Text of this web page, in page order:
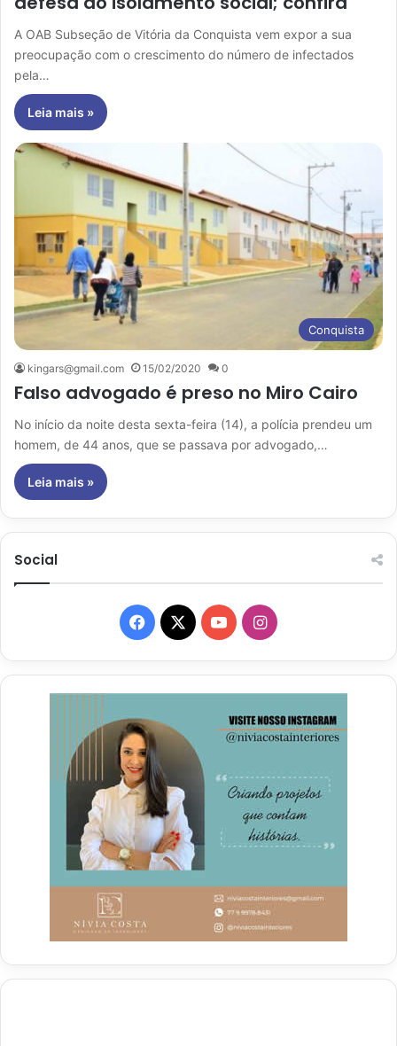
A OAB Subseção de Vitória da Conquista vem expor a sua
preocupação com o crescimento do número de infectados
pela…
Leia mais »
Conquista
kingars@gmail.com 15/02/2020 0
Falso advogado é preso no Miro Cairo
No início da noite desta sexta-feira (14), a polícia prendeu um
homem, de 44 anos, que se passava por advogado,…
Leia mais »
Social
Facebook
X YouTubeInstagram